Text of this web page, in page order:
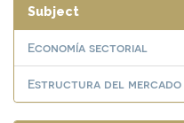
Subject
Economía sectorial
Estructura del mercado